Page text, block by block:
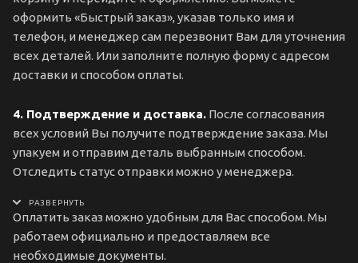
оформить «Быстрый заказ», указав только имя и
телефон, и менеджер сам перезвонит Вам для уточнения
всех деталей. Или заполните полную форму с адресом
доставки и способом оплаты.
4. Подтверждение и доставка. После согласования
всех условий Вы получите подтверждение заказа. Мы
упакуем и отправим деталь выбранным способом.
Отследить статус отправки можно у менеджера.
Оплатить заказ можно удобным для Вас способом. Мы
работаем официально и предоставляем все
необходимые документы.